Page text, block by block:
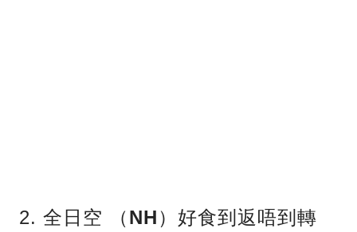
2. 全日空 （NH ）好食到返唔到轉